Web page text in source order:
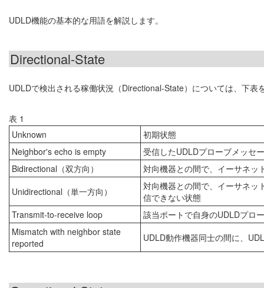
UDLD機能の基本的な用語を解説します。
Directional-State
UDLDで検出される稼働状況（Directional-State）については、下表
表 1
Unknown
初期状態
Neighbor's echo is empty
受信したUDLDプローブメッセ
Bidirectional（双方向）
対向機器との間で、イーサネッ
Unidirectional（単一方向）
対向機器との間で、イーサネッ
信できない状態
Transmit-to-receive loop
該当ポートで自身のUDLDプロ
Mismatch with neighbor state
reported
UDLD動作機器同士の間に、